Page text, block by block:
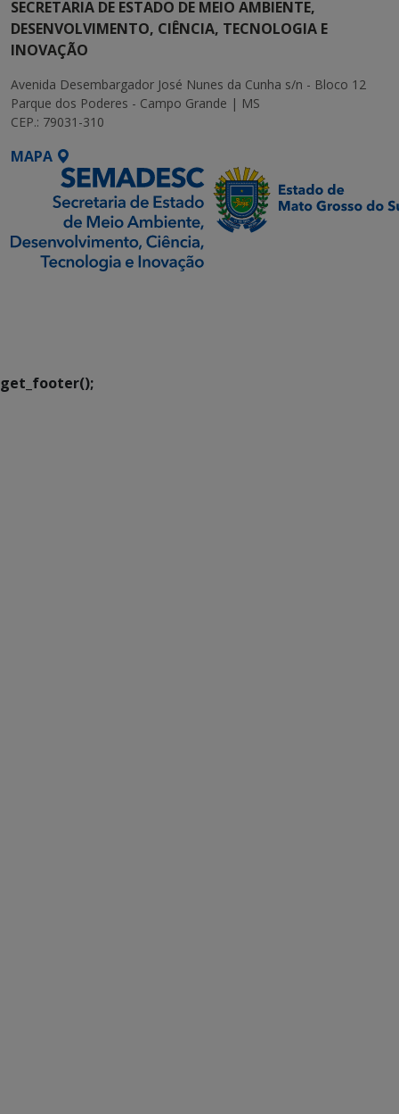
SECRETARIA DE ESTADO DE MEIO AMBIENTE,
DESENVOLVIMENTO, CIÊNCIA, TECNOLOGIA E
INOVAÇÃO
Avenida Desembargador José Nunes da Cunha s/n - Bloco 12
Parque dos Poderes - Campo Grande | MS
CEP.: 79031-310
MAPA
get_footer();